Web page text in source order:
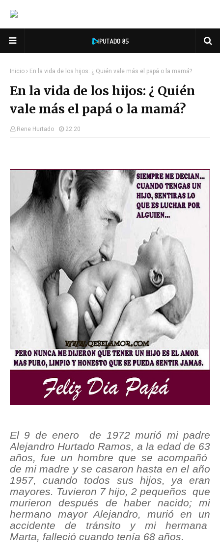
Inicio En la vida de los hijos: ¿ Quién vale más el papá o la mamá?
En la vida de los hijos: ¿ Quién
vale más el papá o la mamá?
Rene Hurtado 22:20
El 9 de enero de 1972 murió mi padre
Alejandro Hurtado Ramos, a la edad de 63
años, fue un hombre que se acompañó
de mi madre y se casaron hasta en el año
1957, cuando todos sus hijos, ya eran
mayores. Tuvieron 7 hijo, 2 pequeños que
murieron después de haber nacido; mi
hermano mayor Alejandro, murió en un
accidente de tránsito y mi hermana
Marta, falleció cuando tenía 68 años.